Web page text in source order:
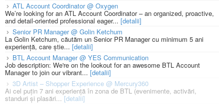
ATL Account Coordinator @ Oxygen
We’re looking for an ATL Account Coordinator – an organized, proactive,
and detail-oriented professional eager... [detalii]
Senior PR Manager @ Golin Ketchum
La Golin Ketchum, căutăm un Senior PR Manager cu minimum 5 ani
experiență, care știe... [detalii]
BTL Account Manager @ YES Communication
Job description: We're on the lookout for an awesome BTL Account
Manager to join our vibrant... [detalii]
3D Artist – Shopper Experience @ Mercury360
Ai cel puțin 7 ani experiență în zona de BTL (evenimente, activări,
standuri și plasări... [detalii]